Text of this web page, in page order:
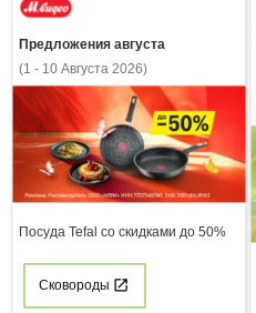
Предложения августа
(1 - 10 Августа 2026)
Посуда Tefal со скидками до 50%
Сковороды